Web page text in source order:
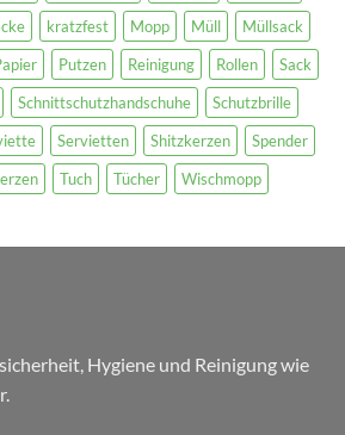
kratzfest Mopp Müll
Müllsack
Putzen Reinigung Rollen
Sack
Schnittschutzhandschuhe
Schutzbrille
Servietten Shitzkerzen
Spender
Tuch Tücher Wischmopp
Hygiene und Reinigung wie